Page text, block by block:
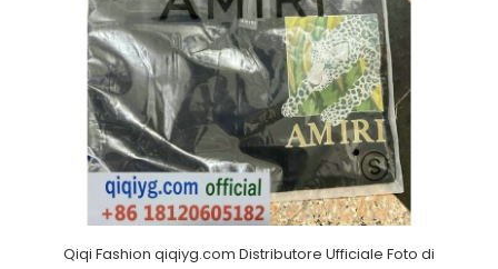
Qiqi Fashion qiqiyg.com Distributore Ufficiale Foto di